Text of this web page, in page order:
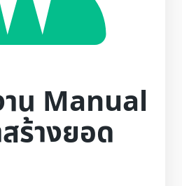
าน Manual
ร้างยอด